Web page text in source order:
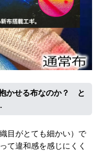
かせる布なのか？ と
目がとても細かい）で
て違和感を感じにくく